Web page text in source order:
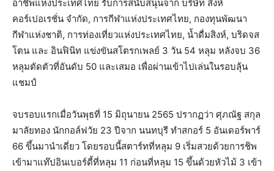
อาชีพแห่งประเทศไทย รับการสนับสนุนจาก บริษัท สิงห์
คอร์เปอเรชั่น จำกัด, การกีฬาแห่งประเทศไทย, กองทุนพัฒนา
กีฬาแห่งชาติ, การท่องเที่ยวแห่งประเทศไทย, น้ำดื่มสิงห์, บริดจส
โตน และ อินฟินิท แข่งขันสโตรกเพลย์ 3 วัน 54 หลุม หลังจบ 36
หลุมตัดตัวที่อันดับ 50 และเสมอ เพื่อผ่านเข้าไปเล่นในรอบลุ้น
แชมป์
จบรอบแรกเมื่อวันพุธที่ 15 มิถุนายน 2565 ปรากฏว่า ศุภณัฐ สกุล
มาลัยทอง นักกอล์ฟวัย 23 ปีจาก นนทบุรี ทำสกอร์ 5 อันเดอร์พาร์
66 ขึ้นมานำเดี่ยว โดยรอบนี้สตาร์ทที่หลุม 9 เริ่มสวยด้วยการชิพ
เข้ามาแท๊ปอินเบอร์ดี้ที่หลุม 11 ก่อนที่หลุม 15 ขึ้นด้วยหัวไม้ 3 เข้า